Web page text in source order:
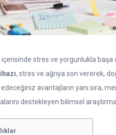
içerisinde stres ve yorgunlukla başa
, stres ve ağrıya son vererek,
avantajların yanı sıra,
destekleyen bilimsel